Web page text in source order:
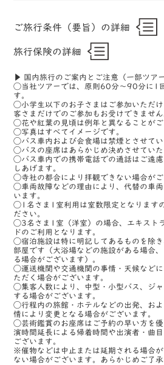
ご旅行条件（要旨）の詳細
旅行保険の詳細
▶ 国内旅行のご案内とご注意（一部ツア
◯当社ツアーでは、原則60分〜90分に1
す。
◯小学生以下のお子さまはご参加いただ
客さまだけでのご参加もお受けできません
◯花や紅葉の見頃は例年と異なることがご
◯写真はすべてイメージです。
◯バス車内および会食場は禁煙とさせてい
◯バスの座席はあらかじめ決めさせていた
◯バス車内での携帯電話での通話はご遠
しあげます。
◯寺社の都合により拝観できない場合がご
◯車両故障などの理由により、代替の車
います。
◯1名さま1室利用は室数限定となります
ださい。
◯3名さま1室（洋室）の場合、エキスト
ドのご利用となります。
◯宿泊施設は特に明記してあるものを除
部屋です（大浴場などの施設がある場合
る場合がございます）。
◯運送機関や交通機関の事情・天候など
ただく場合がございます。
◯集客人数により、中型・小型バス、ジ
する場合がございます。
◯行程内の旅館・ホテルなどの出発、お
情により変更となる場合がございます。
◯芸術鑑賞のお座席はご予約の早い方を
演時間延長による帰着時間や出演者・曲
ございます。
※催物などは中止または延期される場合
ない場合がございます。あらかじめご了承